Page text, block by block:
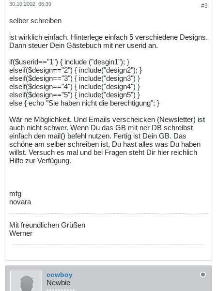
#3
30.10.2002, 06:39
selber schreiben
ist wirklich einfach. Hinterlege einfach 5 verschiedene Designs.
Dann steuer Dein Gästebuch mit ner userid an.
if($userid=="1") { include ("desgin1"); }
elseif($design=="2") { include("design2"); }
elseif($design=="3") { include("design3") }
elseif($design=="4") { include("design4") }
elseif($design=="5") { include("design5") }
else { echo "Sie haben nicht die berechtigung"; }
Wär ne Möglichkeit. Und Emails verscheicken (Newsletter) ist
auch nicht schwer. Wenn Du das GB mit ner DB schreibst
einfach den mail() befehl nutzen. Fertig ist Dein GB. Das
schöne am selber schreiben ist, Du hast alles was Du haben
willst. Versuch es mal und bei Fragen steht Dir hier reichlich
Hilfe zur Verfügung.
mfg
novara
Mit freundlichen Grüßen
Werner
cowboy
Newbie